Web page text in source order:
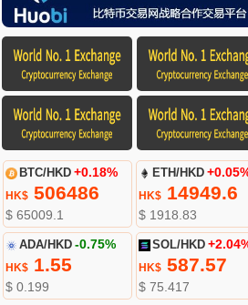
BTC/HKD +0.18%
HK$506486
$ 65009.1
ETH/HKD
HK$ 14949.6
$ 1918.83
ADA/HKD -0.75%
HK$1.55
$ 0.199
SOL/HKD
HK$ 587.57
$ 75.417